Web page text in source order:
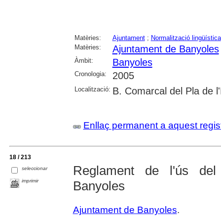
Matèries: Ajuntament; Normalització lingüística
Matèries:
Ajuntament de Banyoles
Àmbit: Banyoles
Cronologia: 2005
Localització: B. Comarcal del Pla de
Enllaç permanent a aquest
18 / 213
seleccionar
imprimir
Reglament de l'ús
Banyoles
Ajuntament de Banyoles.